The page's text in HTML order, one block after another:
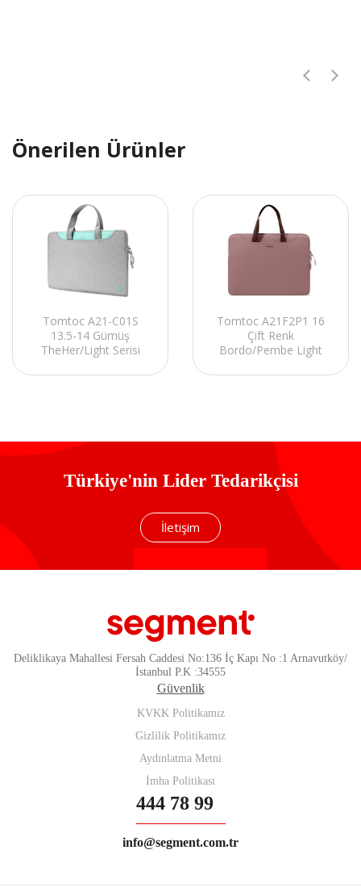
Önerilen Ürünler
Tomtoc A21-C01S
13.5-14 Gümüş
TheHer/Light Serisi
Tomtoc A21F2P1 16
Çift Renk
Bordo/Pembe Light
Çantası
Türkiye'nin Lider Tedarikçisi
İletişim
Deliklikaya Mahallesi Fersah Caddesi No:136 İç Kapı No :1 Arnavutköy/
İstanbul P.K :34555
Güvenlik
KVKK Politikamız
Gizlilik Politikamız
Aydınlatma Metni
İmha Politikası
444 78 99
info@segment.com.tr